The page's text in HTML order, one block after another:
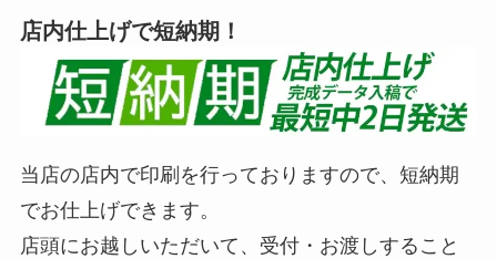
店内仕上げで短納期！
当店の店内で印刷を行っておりますので、短納期
でお仕上げできます。
店頭にお越しいただいて、受付・お渡しすること